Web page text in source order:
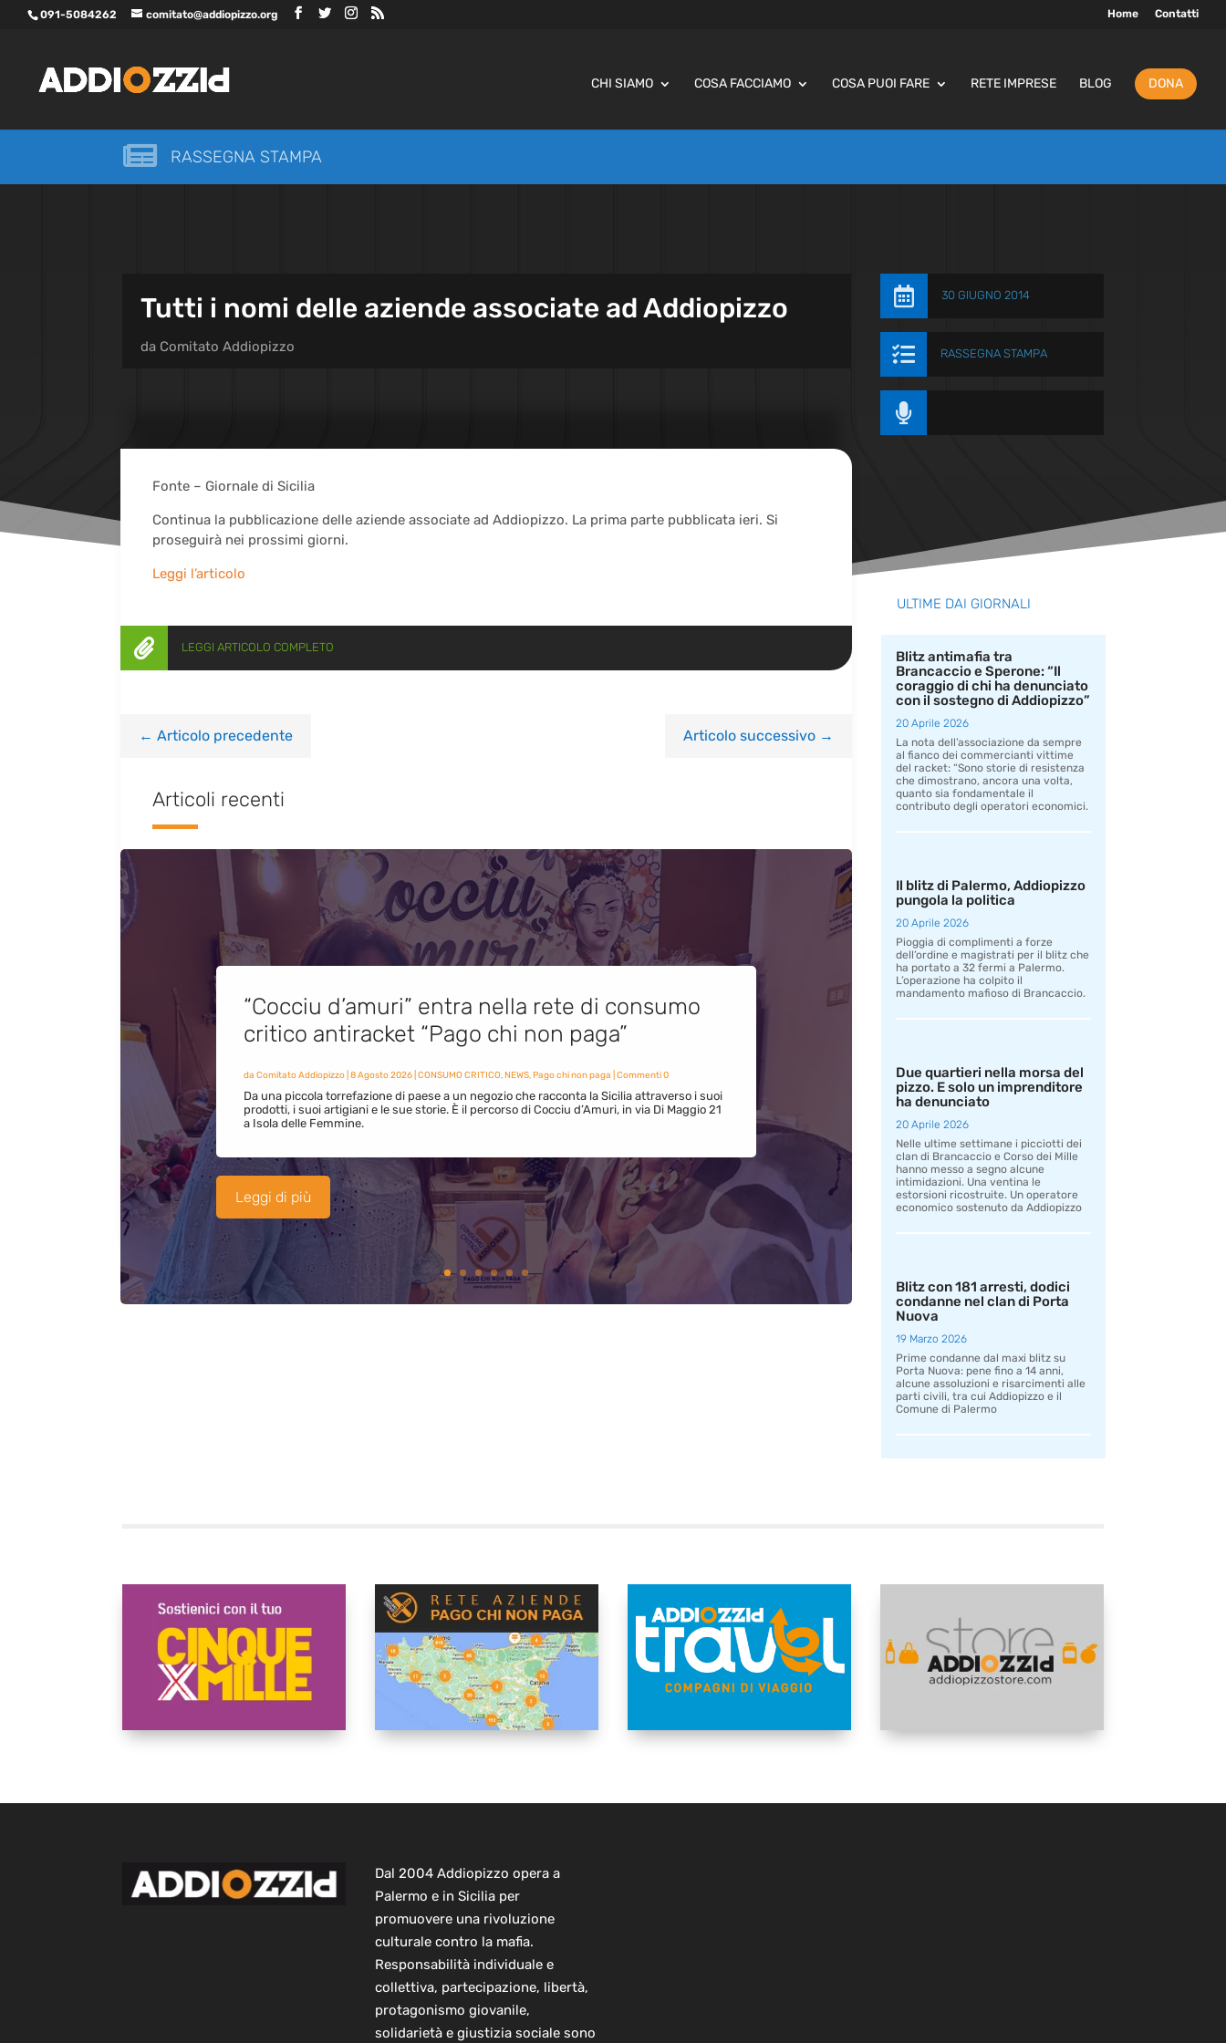
091-5084262 comitato@addiopizzo.org Home Contatti
CHI SIAMO COSA FACCIAMO COSA PUOI FARE RETE IMPRESE BLOG DONA
 RASSEGNA STAMPA
Tutti i nomi delle aziende associate ad Addiopizzo
da Comitato Addiopizzo
 30 GIUGNO 2014
 RASSEGNA STAMPA

Fonte – Giornale di Sicilia
Continua la pubblicazione delle aziende associate ad Addiopizzo. La prima parte pubblicata ieri. Si
proseguirà nei prossimi giorni.
Leggi l’articolo
 LEGGI ARTICOLO COMPLETO
← Articolo precedente Articolo successivo→
Articoli recenti
“Cocciu d’amuri” entra nella rete di consumo
critico antiracket “Pago chi non paga”
da Comitato Addiopizzo| 8 Agosto 2026| CONSUMO CRITICO,NEWS,Pago chi non paga | Commenti 0
Da una piccola torrefazione di paese a un negozio che racconta la Sicilia attraverso i suoi
prodotti, i suoi artigiani e le sue storie. È il percorso di Cocciu d’Amuri, in via Di Maggio 21
a Isola delle Femmine.
Leggi di più
ULTIME DAI GIORNALI
Blitz antimafia tra
Brancaccio e Sperone: “Il
coraggio di chi ha denunciato
con il sostegno di Addiopizzo”
20 Aprile 2026
La nota dell’associazione da sempre
al fianco dei commercianti vittime
del racket: “Sono storie di resistenza
che dimostrano, ancora una volta,
quanto sia fondamentale il
contributo degli operatori economici.
Il blitz di Palermo, Addiopizzo
pungola la politica
20 Aprile 2026
Pioggia di complimenti a forze
dell’ordine e magistrati per il blitz che
ha portato a 32 fermi a Palermo.
L’operazione ha colpito il
mandamento mafioso di Brancaccio.
Due quartieri nella morsa del
pizzo. E solo un imprenditore
ha denunciato
20 Aprile 2026
Nelle ultime settimane i picciotti dei
clan di Brancaccio e Corso dei Mille
hanno messo a segno alcune
intimidazioni. Una ventina le
estorsioni ricostruite. Un operatore
economico sostenuto da Addiopizzo
Blitz con 181 arresti, dodici
condanne nel clan di Porta
Nuova
19 Marzo 2026
Prime condanne dal maxi blitz su
Porta Nuova: pene fino a 14 anni,
alcune assoluzioni e risarcimenti alle
parti civili, tra cui Addiopizzo e il
Comune di Palermo
Dal 2004 Addiopizzo opera a
Palermo e in Sicilia per
promuovere una rivoluzione
culturale contro la mafia.
Responsabilità individuale e
collettiva, partecipazione, libertà,
protagonismo giovanile,
solidarietà e giustizia sociale sono